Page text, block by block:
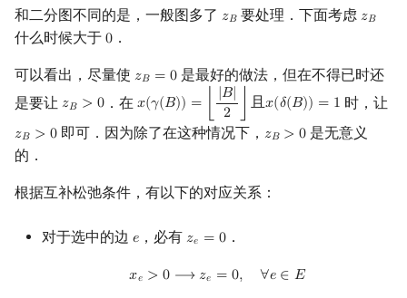
和二分图不同的是，一般图多了 𝑧𝐵
zB 要处理．下面考虑𝑧𝐵
zB
什么时候大于 0
0 ．
可以看出，尽量使 𝑧𝐵 = 0
zB =0
是最好的做法，但在不得已时还
是要让 𝑧𝐵 > 0
zB >0 ．在 𝑥(𝛾(𝐵)) = |𝐵|
2
且𝑥(𝛿(𝐵)) = 1
x(γ(B))= |B 2⌋且 δ(B))=1 时，让
𝑧𝐵 > 0
zB >0 即可．因为除了在这种情况下， 𝑧𝐵 > 0
zB>0
是无意义
的．
根据互补松弛条件，有以下的对应关系：
对于选中的边 𝑒
e ，必有 𝑧𝑒 = 0
ze =0 ．
𝑥𝑒 > 0 ⟶ 𝑧𝑒 = 0, ∀𝑒 ∈ 𝐸
xe ⟶ e= 0, ∈E